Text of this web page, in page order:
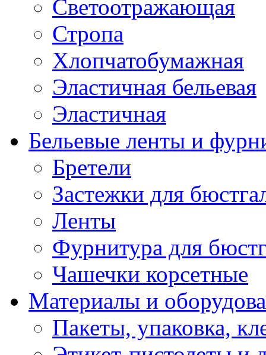
Светоотражающая
Стропа
Хлопчатобумажная
Эластичная бельевая
Эластичная
Бельевые ленты и
Бретели
Застежки для
Ленты
Фурнитура для
Чашечки корсетные
Материалы и
Пакеты, упаковка,